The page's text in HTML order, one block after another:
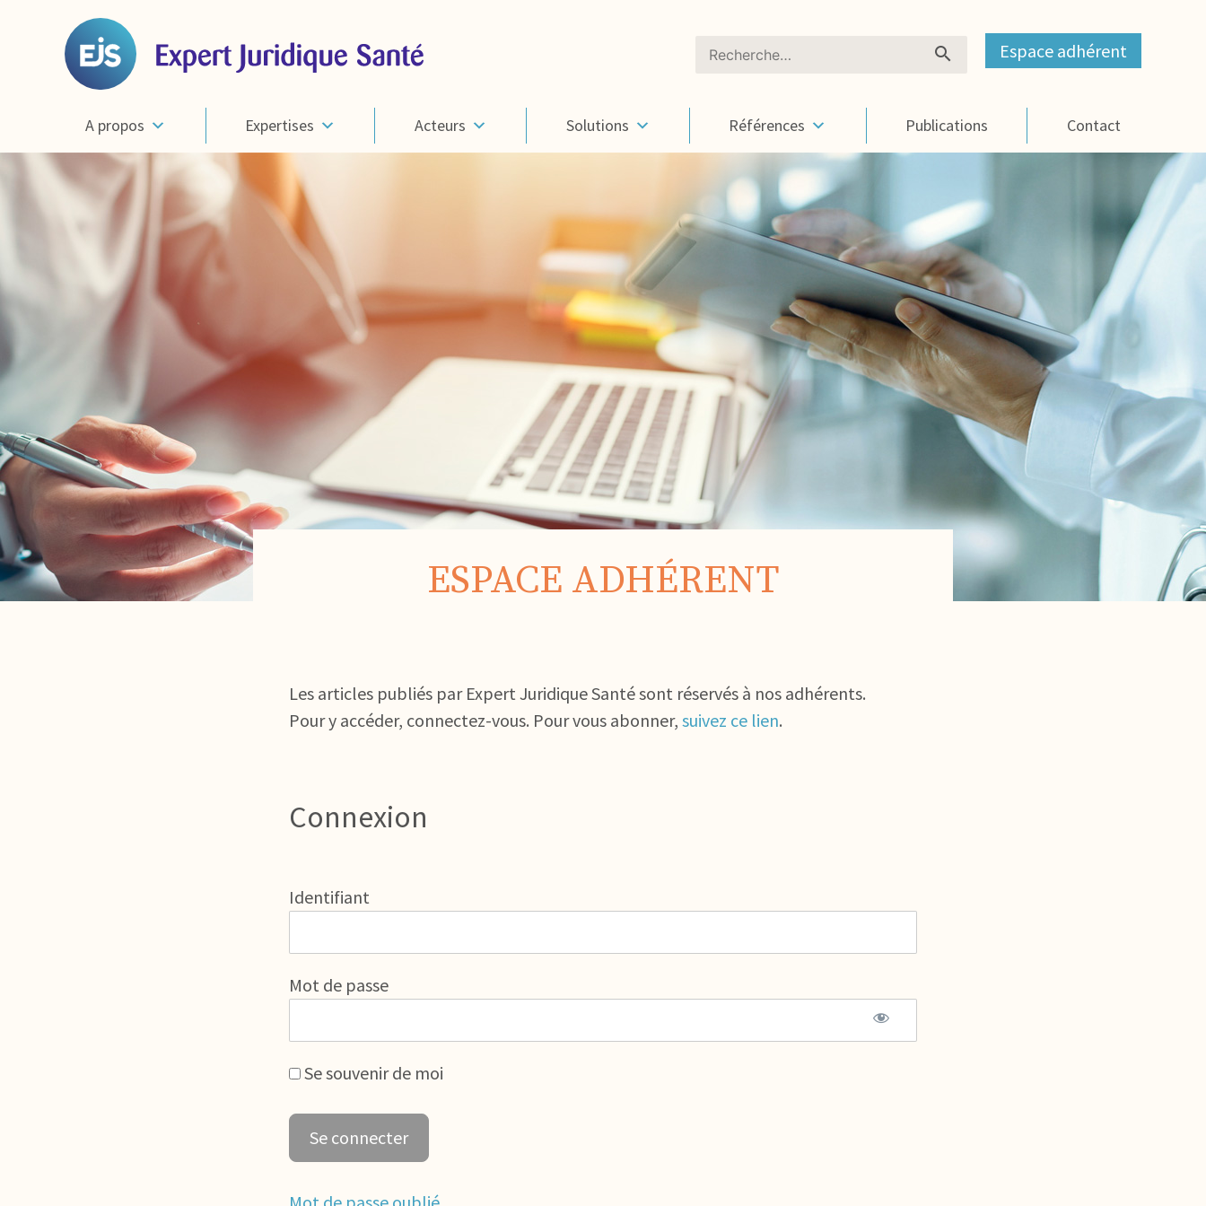
Rechercher : Espace adhérent
A propos Expertises Acteurs Solutions Références Publications Contact
ESPACE ADHÉRENT
Les articles publiés par Expert Juridique Santé sont réservés à nos adhérents.
Pour y accéder, connectez-vous. Pour vous abonner, suivez ce lien.
Connexion
Identifiant
Mot de passe
Se souvenir de moi